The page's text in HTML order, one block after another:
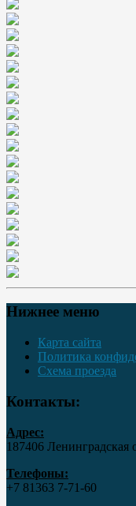
Нижнее меню
Карта сайта
Политика
Схема проезда
Контакты:
Адрес:
187406
Телефоны:
+7 81363 7‑71-60